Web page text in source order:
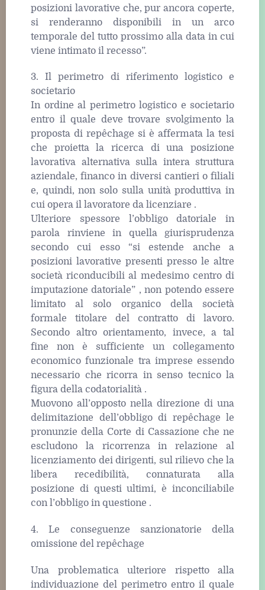
posizioni lavorative che, pur ancora coperte,
si renderanno disponibili in un arco
temporale del tutto prossimo alla data in cui
viene intimato il recesso”.
3. Il perimetro di riferimento logistico e
societario
In ordine al perimetro logistico e societario
entro il quale deve trovare svolgimento la
proposta di repêchage si è affermata la tesi
che proietta la ricerca di una posizione
lavorativa alternativa sulla intera struttura
aziendale, financo in diversi cantieri o filiali
e, quindi, non solo sulla unità produttiva in
cui opera il lavoratore da licenziare .
Ulteriore spessore l’obbligo datoriale in
parola rinviene in quella giurisprudenza
secondo cui esso “si estende anche a
posizioni lavorative presenti presso le altre
società riconducibili al medesimo centro di
imputazione datoriale” , non potendo essere
limitato al solo organico della società
formale titolare del contratto di lavoro.
Secondo altro orientamento, invece, a tal
fine non è sufficiente un collegamento
economico funzionale tra imprese essendo
necessario che ricorra in senso tecnico la
figura della codatorialità .
Muovono all’opposto nella direzione di una
delimitazione dell’obbligo di repêchage le
pronunzie della Corte di Cassazione che ne
escludono la ricorrenza in relazione al
licenziamento dei dirigenti, sul rilievo che la
libera recedibilità, connaturata alla
posizione di questi ultimi, è inconciliabile
con l’obbligo in questione .
4. Le conseguenze sanzionatorie della
omissione del repêchage
Una problematica ulteriore rispetto alla
individuazione del perimetro entro il quale